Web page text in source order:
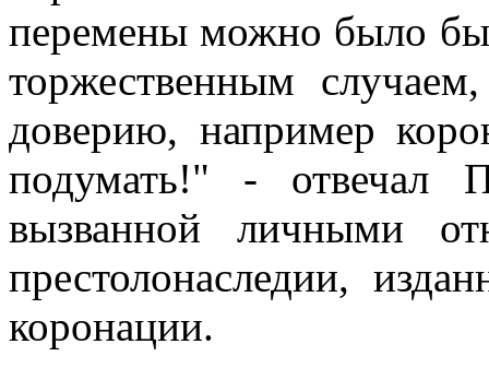
перемены можно было бы
торжественным
доверию, например
подумать!" - отвечал
вызванной личными
престолонаследии,
коронации.